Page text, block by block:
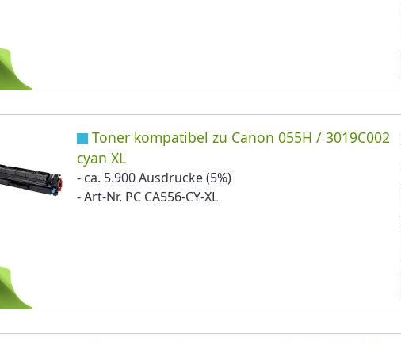
Toner kompatibel zu Canon 055H / 3019C002
cyan XL
- ca. 5.900 Ausdrucke (5%)
- Art-Nr. PC CA556-CY-XL